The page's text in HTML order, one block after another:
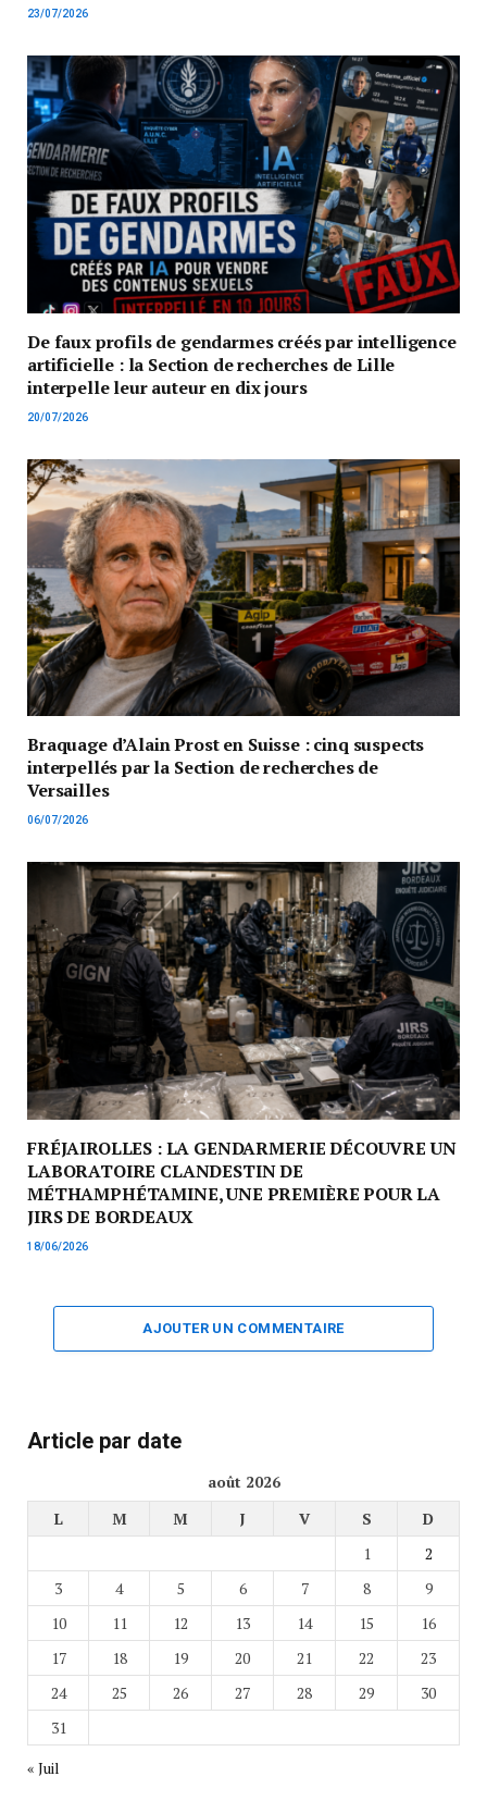
23/07/2026
De faux profils de gendarmes créés par intelligence
artificielle : la Section de recherches de Lille
interpelle leur auteur en dix jours
20/07/2026
Braquage d’Alain Prost en Suisse : cinq suspects
interpellés par la Section de recherches de
Versailles
06/07/2026
FRÉJAIROLLES : LA GENDARMERIE DÉCOUVRE UN
LABORATOIRE CLANDESTIN DE
MÉTHAMPHÉTAMINE, UNE PREMIÈRE POUR LA
JIRS DE BORDEAUX
18/06/2026
AJOUTER UN COMMENTAIRE
Article par date
août 2026
L
M M J V S
D
1
2
3
4 5 6 7 8
9
10
11 12 13 14 15
16
17
18 19 20 21 22
23
24
25 26 27 28 29
30
31
« Juil